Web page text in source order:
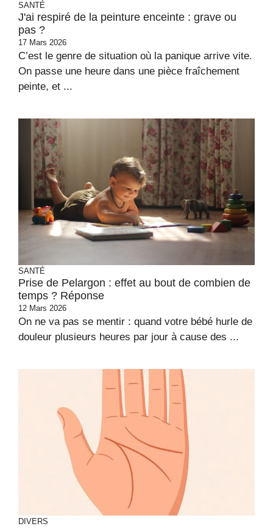
SANTÉ
J'ai respiré de la peinture enceinte : grave ou
pas ?
17 Mars 2026
C’est le genre de situation où la panique arrive vite.
On passe une heure dans une pièce fraîchement
peinte, et ...
SANTÉ
Prise de Pelargon : effet au bout de combien de
temps ? Réponse
12 Mars 2026
On ne va pas se mentir : quand votre bébé hurle de
douleur plusieurs heures par jour à cause des ...
DIVERS